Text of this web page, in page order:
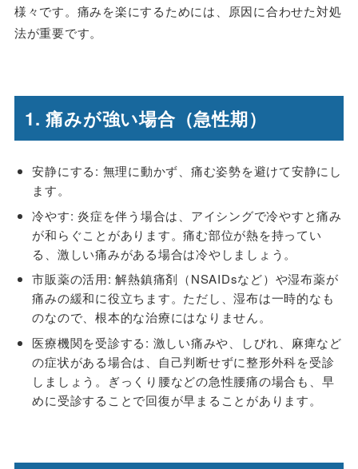
様々です。痛みを楽にするためには、原因に合わせた対処
法が重要です。
1. 痛みが強い場合（急性期）
安静にする: 無理に動かず、痛む姿勢を避けて安静にし
ます。
冷やす: 炎症を伴う場合は、アイシングで冷やすと痛み
が和らぐことがあります。痛む部位が熱を持ってい
る、激しい痛みがある場合は冷やしましょう。
市販薬の活用: 解熱鎮痛剤（NSAIDsなど）や湿布薬が
痛みの緩和に役立ちます。ただし、湿布は一時的なも
のなので、根本的な治療にはなりません。
医療機関を受診する: 激しい痛みや、しびれ、麻痺など
の症状がある場合は、自己判断せずに整形外科を受診
しましょう。ぎっくり腰などの急性腰痛の場合も、早
めに受診することで回復が早まることがあります。